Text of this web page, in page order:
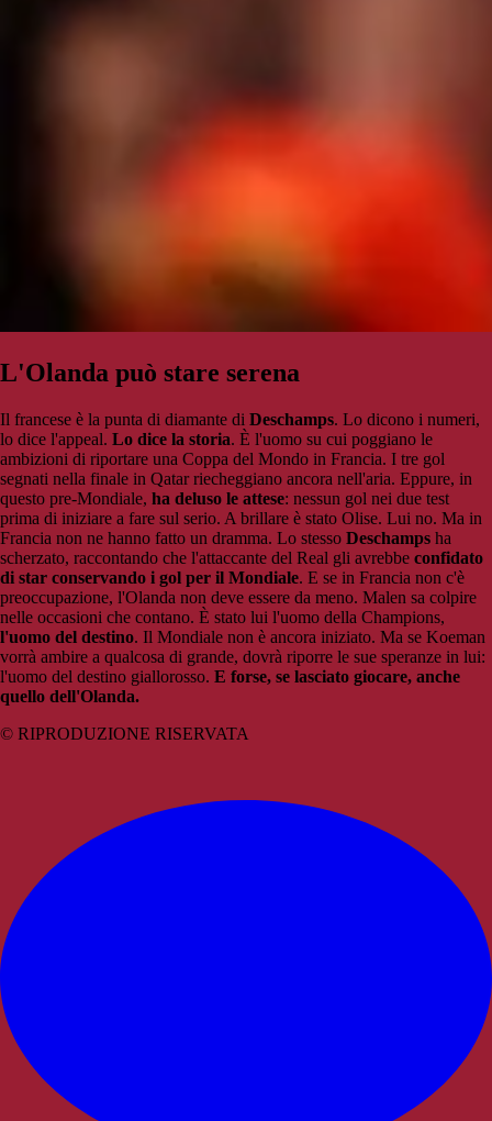
L'Olanda può stare serena
Il francese è la punta di diamante di Deschamps. Lo dicono i numeri,
lo dice l'appeal. Lo dice la storia. È l'uomo su cui poggiano le
ambizioni di riportare una Coppa del Mondo in Francia. I tre gol
segnati nella finale in Qatar riecheggiano ancora nell'aria. Eppure, in
questo pre-Mondiale, ha deluso le attese: nessun gol nei due test
prima di iniziare a fare sul serio. A brillare è stato Olise. Lui no. Ma in
Francia non ne hanno fatto un dramma. Lo stesso Deschamps ha
scherzato, raccontando che l'attaccante del Real gli avrebbe confidato
di star conservando i gol per il Mondiale. E se in Francia non c'è
preoccupazione, l'Olanda non deve essere da meno. Malen sa colpire
nelle occasioni che contano. È stato lui l'uomo della Champions,
l'uomo del destino. Il Mondiale non è ancora iniziato. Ma se Koeman
vorrà ambire a qualcosa di grande, dovrà riporre le sue speranze in lui:
l'uomo del destino giallorosso. E forse, se lasciato giocare, anche
quello dell'Olanda.
© RIPRODUZIONE RISERVATA